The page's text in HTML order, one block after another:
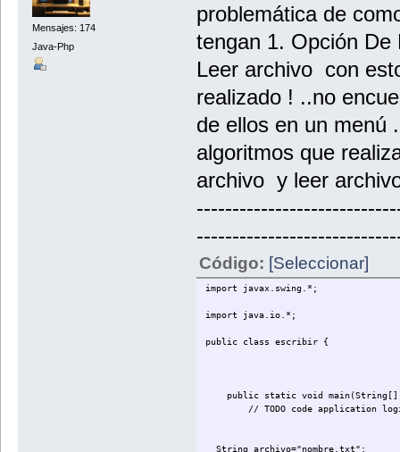
Mensajes: 174
Java-Php
problemática de
tengan 1. Opción De
Leer archivo con
realizado ! ..no
de ellos en un menú
algoritmos que
archivo y leer
Código: [Seleccionar]
import javax.swing.*;
import java.io.*;
public class escribir {
public static void main(String[]
// TODO code application logic
String archivo="nombre.txt";